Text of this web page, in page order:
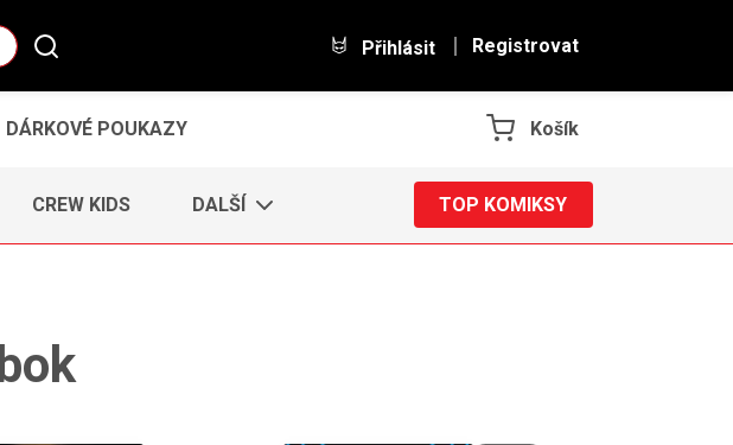
Přihlásit Registrovat
DÁRKOVÉ POUKAZY Košík
CREW KIDS DALŠÍ TOP KOMIKSY